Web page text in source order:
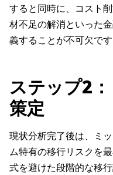
すると同時に、コスト
材不足の解消といった
義することが不可欠です
ステップ2
策定
現状分析完了後は、ミ
ム特有の移行リスクを
式を避けた段階的な移